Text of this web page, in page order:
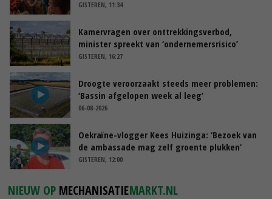
GISTEREN, 11:34
Kamervragen over onttrekkingsverbod,
minister spreekt van ‘ondernemersrisico’
GISTEREN, 16:27
Droogte veroorzaakt steeds meer problemen:
‘Bassin afgelopen week al leeg’
06-08-2026
Oekraïne-vlogger Kees Huizinga: ‘Bezoek van
de ambassade mag zelf groente plukken’
GISTEREN, 12:00
NIEUW OP MECHANISATIEMARKT.NL